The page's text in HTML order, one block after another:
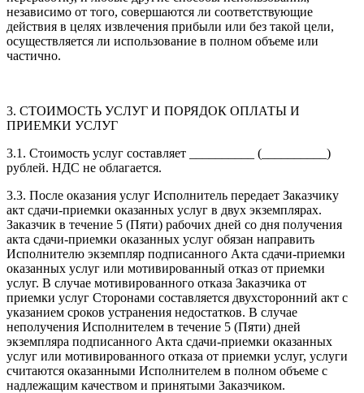
независимо от того, совершаются ли соответствующие
действия в целях извлечения прибыли или без такой цели,
осуществляется ли использование в полном объеме или
частично.
3. СТОИМОСТЬ УСЛУГ И ПОРЯДОК ОПЛАТЫ И
ПРИЕМКИ УСЛУГ
3.1. Стоимость услуг составляет __________ (__________)
рублей. НДС не облагается.
3.3. После оказания услуг Исполнитель передает Заказчику
акт сдачи-приемки оказанных услуг в двух экземплярах.
Заказчик в течение 5 (Пяти) рабочих дней со дня получения
акта сдачи-приемки оказанных услуг обязан направить
Исполнителю экземпляр подписанного Акта сдачи-приемки
оказанных услуг или мотивированный отказ от приемки
услуг. В случае мотивированного отказа Заказчика от
приемки услуг Сторонами составляется двухсторонний акт с
указанием сроков устранения недостатков. В случае
неполучения Исполнителем в течение 5 (Пяти) дней
экземпляра подписанного Акта сдачи-приемки оказанных
услуг или мотивированного отказа от приемки услуг, услуги
считаются оказанными Исполнителем в полном объеме с
надлежащим качеством и принятыми Заказчиком.